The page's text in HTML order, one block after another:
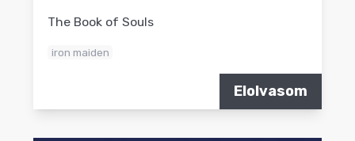
The Book of Souls
iron maiden
Elolvasom